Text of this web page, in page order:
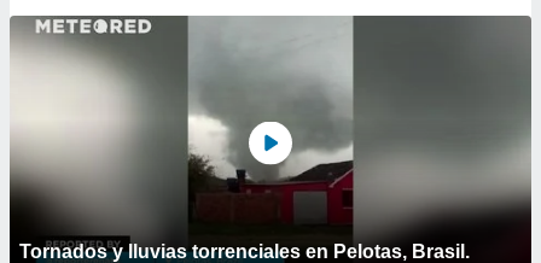
Tornados y lluvias torrenciales en Pelotas, Brasil.